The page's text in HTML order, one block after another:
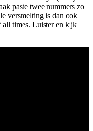
paste twee nummers zo
versmelting is dan ook
times. Luister en kijk